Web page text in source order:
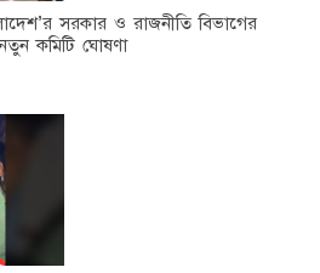
সরকার ও রাজনীতি বিভাগের
কমিটি ঘোষণা